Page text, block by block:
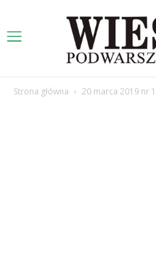
Strona główna 20 marca 2019 nr